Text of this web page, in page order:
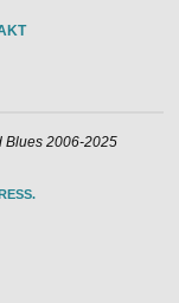
Blues 2006-2025